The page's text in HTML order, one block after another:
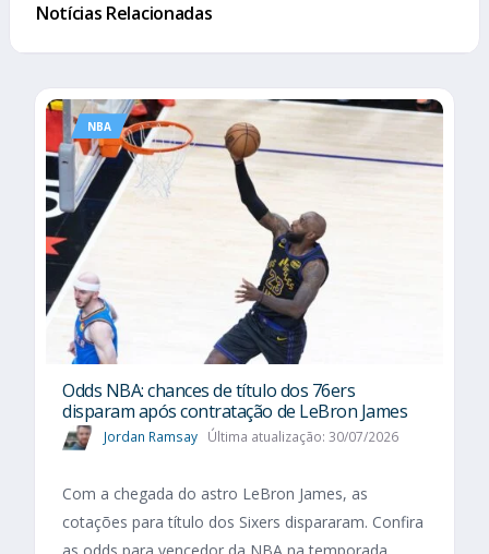
Notícias Relacionadas
NBA
Odds NBA: chances de título dos 76ers
disparam após contratação de LeBron James
Jordan Ramsay Última atualização: 30/07/2026
Com a chegada do astro LeBron James, as
cotações para título dos Sixers dispararam. Confira